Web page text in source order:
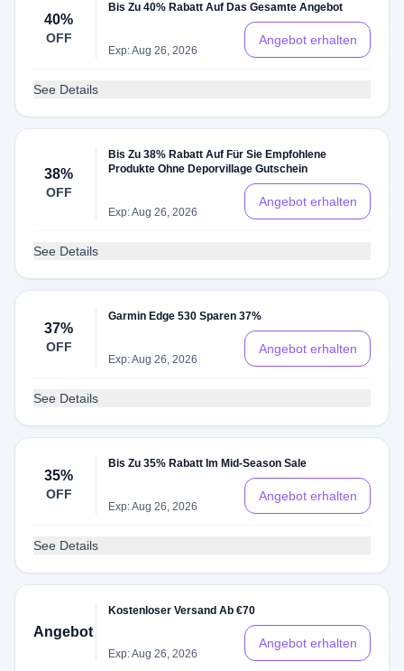
40%
OFF
Bis Zu 40% Rabatt Auf Das Gesamte Angebot
Exp: Aug 26, 2026
Angebot erhalten
See Details
38%
OFF
Bis Zu 38% Rabatt Auf Für Sie Empfohlene
Produkte Ohne Deporvillage Gutschein
Exp: Aug 26, 2026
Angebot erhalten
See Details
37%
OFF
Garmin Edge 530 Sparen 37%
Exp: Aug 26, 2026
Angebot erhalten
See Details
35%
OFF
Bis Zu 35% Rabatt Im Mid-Season Sale
Exp: Aug 26, 2026
Angebot erhalten
See Details
Angebot
Kostenloser Versand Ab €70
Exp: Aug 26, 2026
Angebot erhalten